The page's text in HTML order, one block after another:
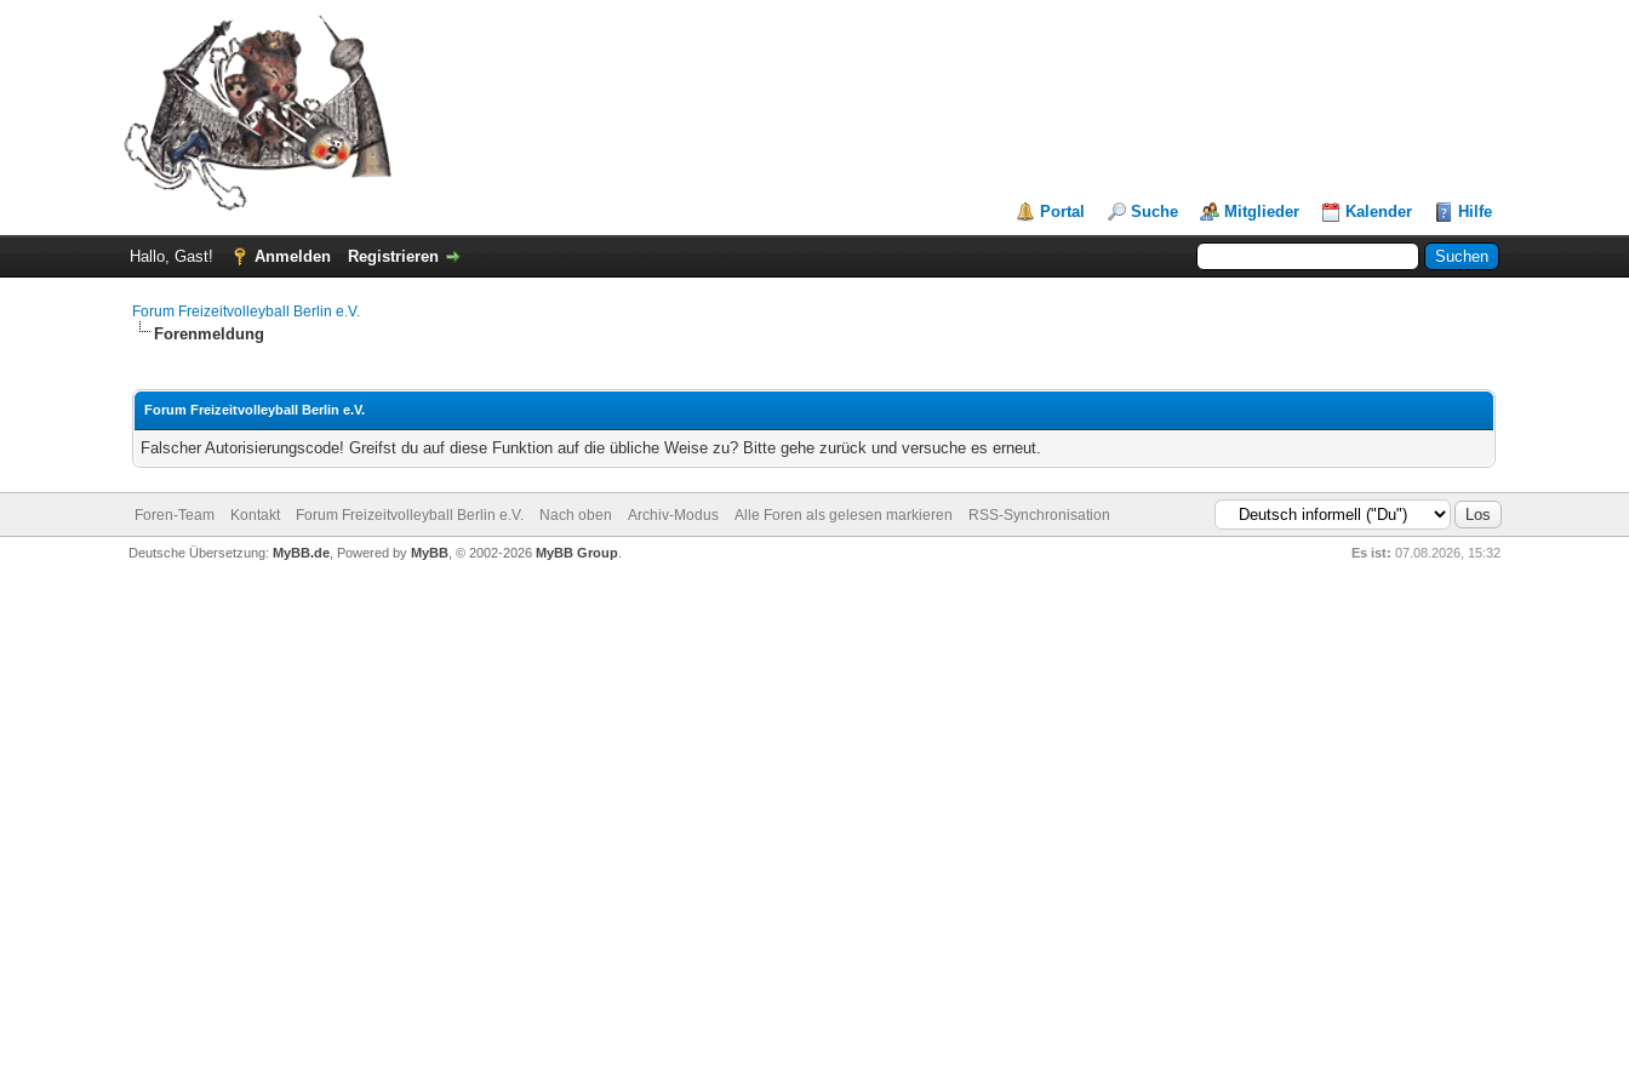
Portal Suche Mitglieder Kalender Hilfe
Hallo, Gast! Anmelden Registrieren
Forum Freizeitvolleyball Berlin e.V.
Forenmeldung
Forum Freizeitvolleyball Berlin e.V.
Falscher Autorisierungscode! Greifst du auf diese Funktion auf die übliche Weise zu? Bitte gehe zurück und versuche es erneut.
Foren-Team Kontakt Forum Freizeitvolleyball Berlin e.V. Nach oben Archiv-Modus Alle Foren als gelesen markieren RSS-Synchronisation
Es ist: 07.08.2026, 15:32
Deutsche Übersetzung: MyBB.de, Powered by MyBB, © 2002-2026 MyBB Group.